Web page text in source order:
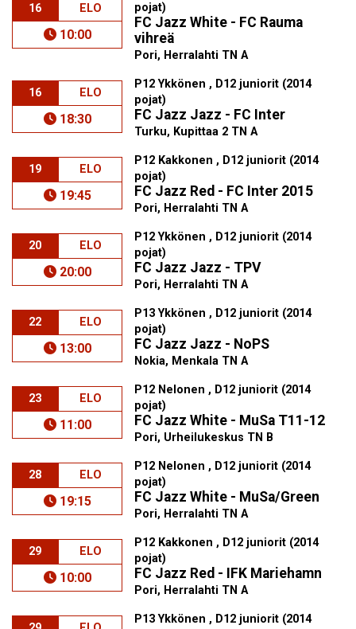
16 ELO
10:00
pojat)
FC Jazz White - FC Rauma
vihreä
Pori, Herralahti TN A
16 ELO
18:30
P12 Ykkönen , D12 juniorit (2014
pojat)
FC Jazz Jazz - FC Inter
Turku, Kupittaa 2 TN A
19 ELO
19:45
P12 Kakkonen , D12 juniorit (2014
pojat)
FC Jazz Red - FC Inter 2015
Pori, Herralahti TN A
20 ELO
20:00
P12 Ykkönen , D12 juniorit (2014
pojat)
FC Jazz Jazz - TPV
Pori, Herralahti TN A
22 ELO
13:00
P13 Ykkönen , D12 juniorit (2014
pojat)
FC Jazz Jazz - NoPS
Nokia, Menkala TN A
23 ELO
11:00
P12 Nelonen , D12 juniorit (2014
pojat)
FC Jazz White - MuSa T11-12
Pori, Urheilukeskus TN B
28 ELO
19:15
P12 Nelonen , D12 juniorit (2014
pojat)
FC Jazz White - MuSa/Green
Pori, Herralahti TN A
29 ELO
10:00
P12 Kakkonen , D12 juniorit (2014
pojat)
FC Jazz Red - IFK Mariehamn
Pori, Herralahti TN A
P13 Ykkönen , D12 juniorit (2014